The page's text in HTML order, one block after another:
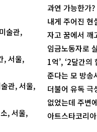
과연 가능한가
내게 주어진 현
자고 꿈에서 깨
임금노동자로
1억’, ‘2달간의
준다는 모 방송
더불어 유독 극
없었는데 주변
아트스타코리
술관,
, 서울,
관, 서울,
, 서울,